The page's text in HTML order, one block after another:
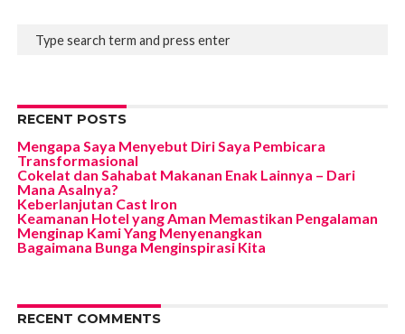
RECENT POSTS
Mengapa Saya Menyebut Diri Saya Pembicara
Transformasional
Cokelat dan Sahabat Makanan Enak Lainnya – Dari
Mana Asalnya?
Keberlanjutan Cast Iron
Keamanan Hotel yang Aman Memastikan Pengalaman
Menginap Kami Yang Menyenangkan
Bagaimana Bunga Menginspirasi Kita
RECENT COMMENTS